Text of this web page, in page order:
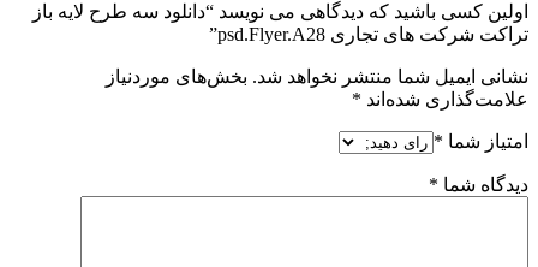
اولین کسی باشید که دیدگاهی می نویسد “دانلود سه طرح لايه باز
تراکت شرکت های تجاری psd.Flyer.A28”
نشانی ایمیل شما منتشر نخواهد شد. بخش‌های موردنیاز
علامت‌گذاری شده‌اند *
امتیاز شما *
دیدگاه شما *